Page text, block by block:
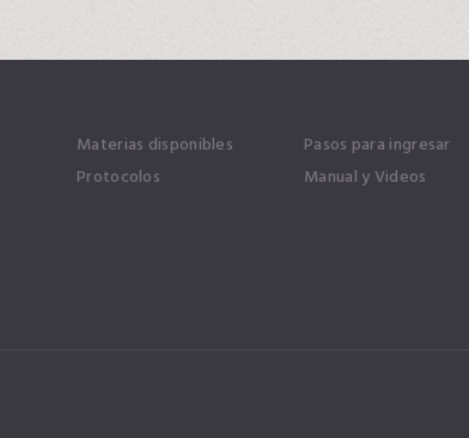
Materias disponibles
Protocolos
Pasos para ingresar
Manual y Videos